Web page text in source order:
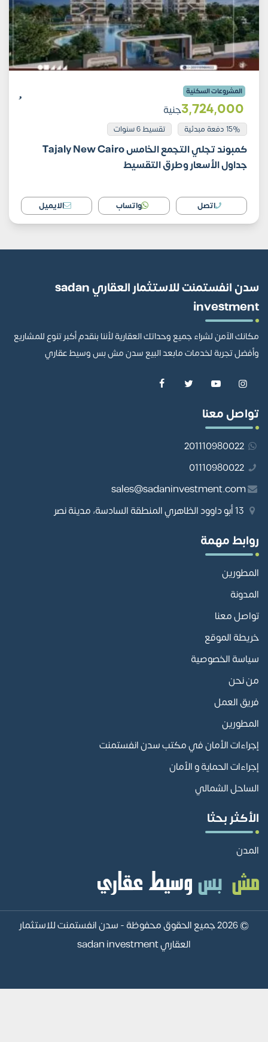
المشروعات السكنية
3٬724٬000جنية
15% دفعة مبدئية تقسيط 6 سنوات
كمبوند تجلي التجمع الخامس Tajaly New Cairo
جداول الأسعار وطرق التقسيط
اتصل واتساب الايميل
سدن انفستمنت للاستثمار العقاري sadan
investment
مكانك الآمن لشراء جميع وحداتك العقارية لأننا بنقدم أكبر تنوع للمشاريع
وأفضل تجربة لخدمات مابعد البيع سدن مش بس وسيط عقاري
تواصل معنا
201110980022
01110980022
sales@sadaninvestment.com
روابط مهمة
المطورين
المدونة
تواصل معنا
خريطة الموقع
سياسة الخصوصية
من نحن
فريق العمل
المطورين
إجراءات الأمان في مكتب سدن انفستمنت
إجراءات الحماية و الأمان
الساحل الشمالي
الأكثر بحثا
المدن
© 2026 جميع الحقوق محفوظة -
سدن انفستمنت للاستثمار
العقاري sadan investment